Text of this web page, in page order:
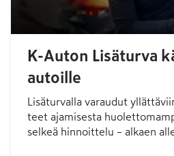
K-Auton Lisäturva
autoille
Lisäturvalla varaudut
teet ajamisesta
selkeä hinnoittelu – alkaen